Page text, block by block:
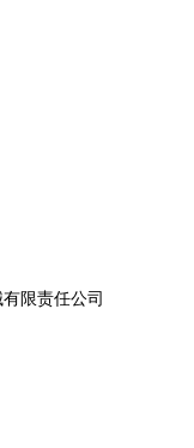
限责任公司